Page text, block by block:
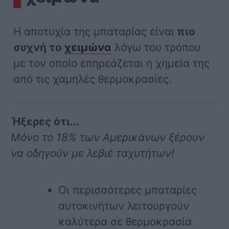
Η αποτυχία της μπαταρίας είναι πιο
συχνή τοχειμώνα λόγω του τρόπου
με τον οποίο επηρεάζεται η χημεία της
από τις χαμηλές θερμοκρασίες.
Ήξερες ότι...
Μόνο το 18% των Αμερικάνων ξέρουν
να οδηγούν με λεβιέ ταχυτήτων!
Οι περισσότερες μπαταρίες
αυτοκινήτων λειτουργούν
καλύτερα σε θερμοκρασία